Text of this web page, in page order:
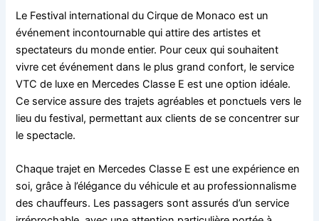
Le Festival international du Cirque de Monaco est un
événement incontournable qui attire des artistes et
spectateurs du monde entier. Pour ceux qui souhaitent
vivre cet événement dans le plus grand confort, le service
VTC de luxe en Mercedes Classe E est une option idéale.
Ce service assure des trajets agréables et ponctuels vers le
lieu du festival, permettant aux clients de se concentrer sur
le spectacle.
Chaque trajet en Mercedes Classe E est une expérience en
soi, grâce à l’élégance du véhicule et au professionnalisme
des chauffeurs. Les passagers sont assurés d’un service